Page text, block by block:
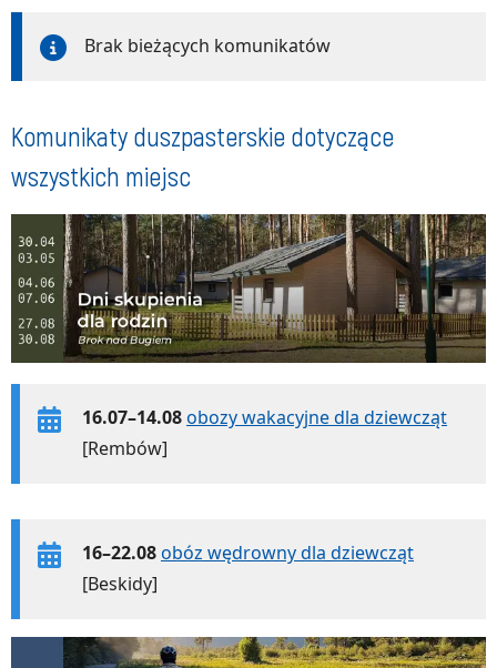
Brak bieżących komunikatów
Komunikaty duszpasterskie dotyczące
wszystkich miejsc
16.07–14.08obozy wakacyjne dla dziewcząt
[Rembów]
16–22.08obóz wędrowny dla dziewcząt
[Beskidy]